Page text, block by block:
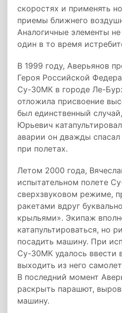
скоростях и применять
приемы ближнего
Аналогичные элементы
один в то время
В 1999 году, Аверьянов
Героя Российской
Су-30МК в городе Ле-
отложила присвоение
был единственный
Юрьевич
аварии он дважды
при полетах.
Летом 2000 года,
испытательном полете
сверхзвуковом режиме,
ракетами вдруг
крыльями». Экипаж
катапультироваться, но
посадить машину. При
Су-30МК удалось ввести
выходить из него
В последний момент
раскрыть парашют,
машину.